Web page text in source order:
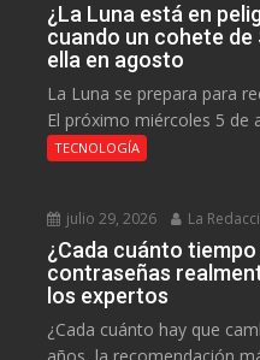
¿La Luna está en
cuando un cohete
ella en agosto
La Luna se prepara para
El próximo miércoles 5 de
TECNOLOGÍA
julio 29, 2026 La
¿Cada cuánto
contraseñas
los expertos
¿Cada cuánto hay que